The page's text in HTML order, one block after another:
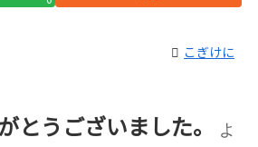
こぎけに
とうございました。
よ